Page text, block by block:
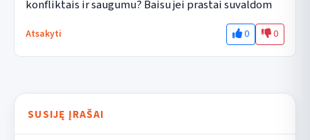
konfliktais ir saugumu? Baisu jei prastai suvaldom
Atsakyti 0 0
SUSIJĘ ĮRAŠAI